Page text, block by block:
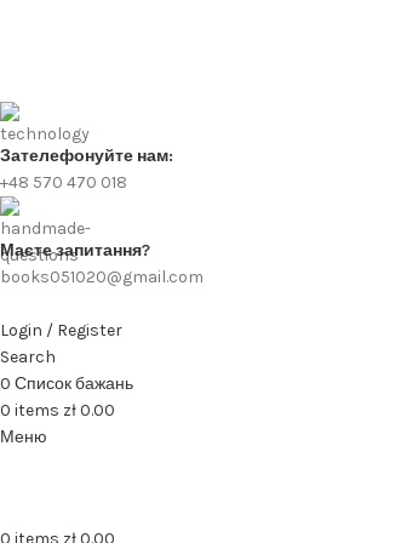
Зателефонуйте нам:
+48 570 470 018
Маєте запитання?
books051020@gmail.com
Login / Register
Search
0 Список бажань
0 items zł0.00
Меню
0 items zł0.00